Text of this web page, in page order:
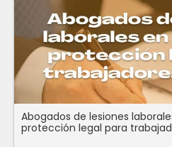
Abogados de lesiones
protección legal para